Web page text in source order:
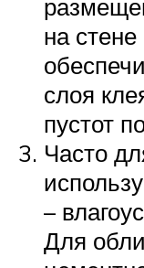
на
слоя
пустот
Часто
–
Для